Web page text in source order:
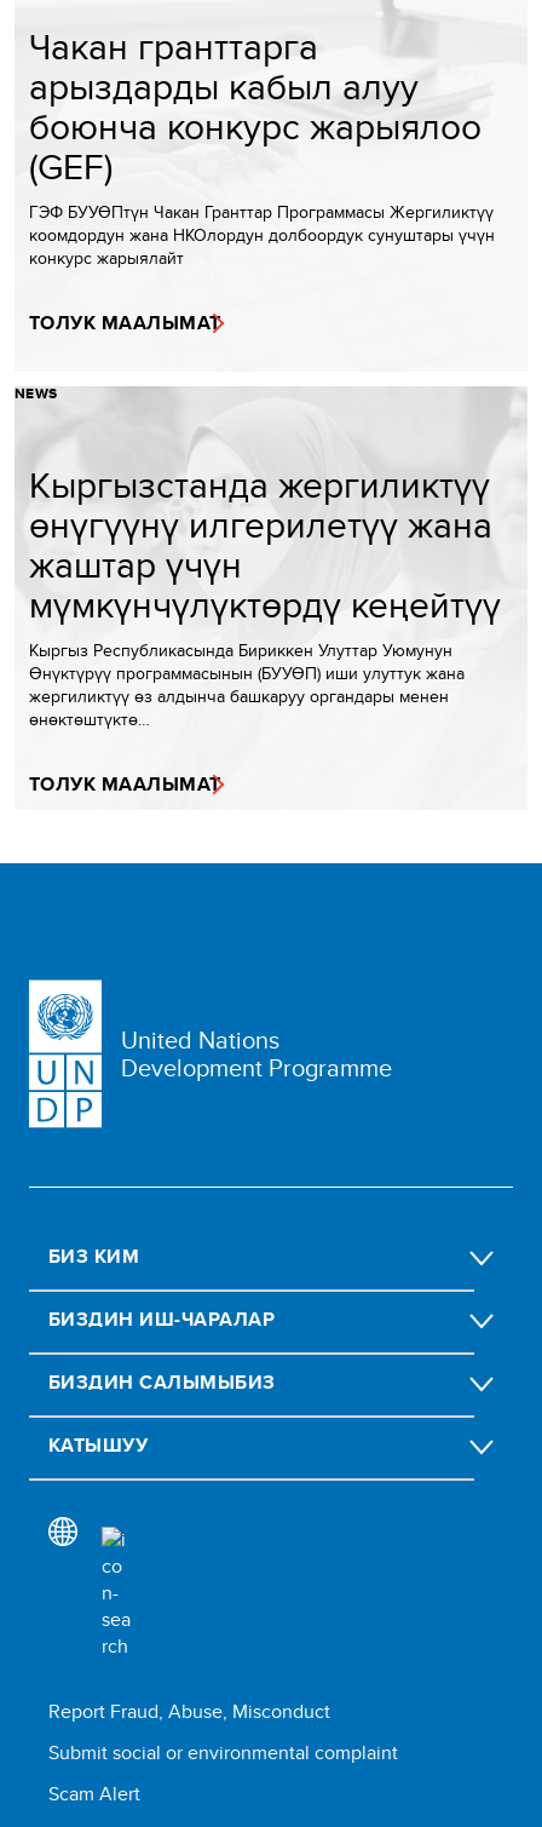
Чакан гранттарга
арыздарды кабыл алуу
боюнча конкурс жарыялоо
(GEF)
ГЭФ БУУӨПтүн Чакан Гранттар Программасы Жергиликтүү
коомдордун жана НКОлордун долбоордук сунуштары үчүн
конкурс жарыялайт
ТОЛУК МААЛЫМАТ
NEWS
Кыргызстанда жергиликтүү
өнүгүүнү илгерилетүү жана
жаштар үчүн
мүмкүнчүлүктөрдү кеңейтүү
Кыргыз Республикасында Бириккен Улуттар Уюмунун
Өнүктүрүү программасынын (БУУӨП) иши улуттук жана
жергиликтүү өз алдынча башкаруу органдары менен
өнөктөштүктө…
ТОЛУК МААЛЫМАТ
United Nations
Development Programme
БИЗ КИМ
БИЗДИН ИШ-ЧАРАЛАР
БИЗДИН CАЛЫМЫБИЗ
КАТЫШУУ
Report Fraud, Abuse, Misconduct
Submit social or environmental complaint
Scam Alert